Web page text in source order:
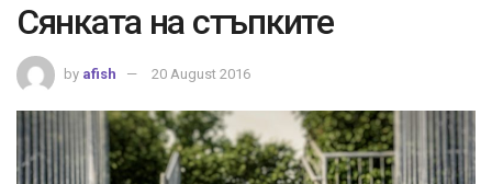
Сянката на стъпките
by afish 20 August 2016